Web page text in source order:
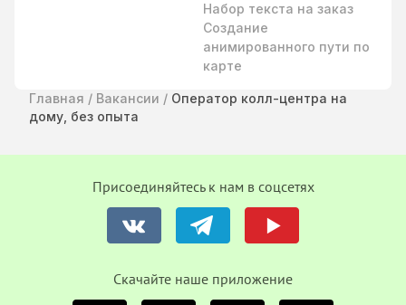
Набор текста на заказ
Создание
анимированного пути по
карте
Главная / Вакансии / Оператор колл-центра на
дому, без опыта
Присоединяйтесь к нам в соцсетях
Cкачайте наше приложение